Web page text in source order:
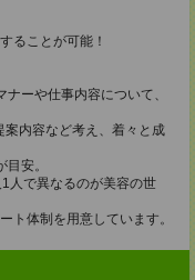
ることが可能！
ーや仕事内容について、
案内容など考え、着々と成
安。
人で異なるのが美容の世
ト体制を用意しています。